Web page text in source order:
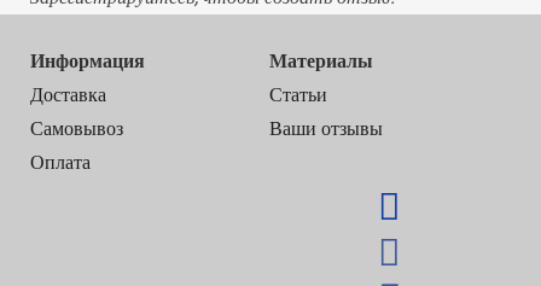
Информация
Доставка
Самовывоз
Оплата
Материалы
Статьи
Ваши отзывы